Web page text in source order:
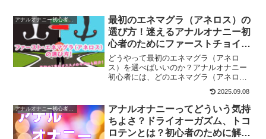
アナルオナニー初心者の方へ
最初のエネマグラ（アネロス）の
選び方！迷えるアナルオナニー初
心者のためにファーストチョイス
の方法を伝授！
どうやって最初のエネマグラ（アネロ
ス）を選べばいいのか？アナルオナニー
初心者には、どのエネマグラ（アネロ
ス）がオススメなのか？をご紹介してい
2025.09.08
アナルオナニー初心者の方へ
アナルオナニーってどういう気持
ちよさ？ドライオーガズム、トコ
ロテンとは？初心者のために解